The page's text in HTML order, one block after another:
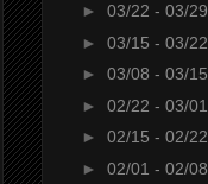
► 03/22 - 03/29
► 03/15 - 03/22
► 03/08 - 03/15
► 02/22 - 03/01
► 02/15 - 02/22
► 02/01 - 02/08